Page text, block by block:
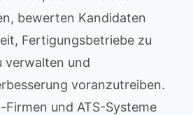
bewerten Kandidaten
Fertigungsbetriebe zu
verwalten und
voranzutreiben.
Firmen und ATS-Systeme